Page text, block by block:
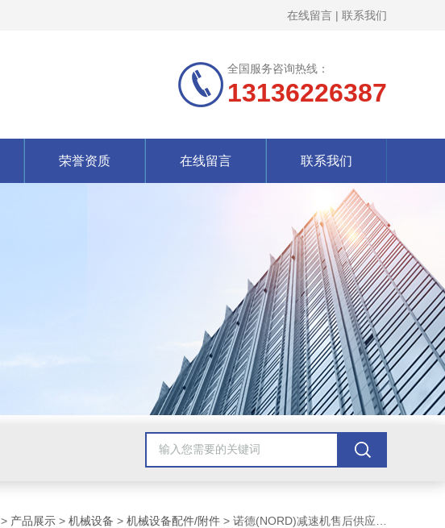
在线留言 | 联系我们
全国服务咨询热线：
13136226387
荣誉资质 在线留言 联系我们
> 产品展示 > 机械设备 > 机械设备配件/附件 > 诺德(NORD)减速机售后供应SK4282AFBHG-160SP/4 TF平行轴减速电机